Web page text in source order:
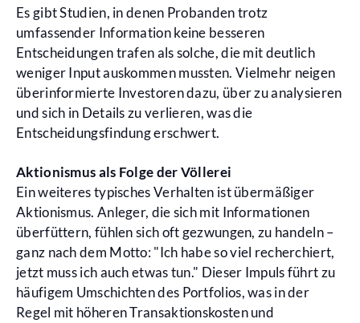
Es gibt Studien, in denen Probanden trotz
umfassender Information keine besseren
Entscheidungen trafen als solche, die mit deutlich
weniger Input auskommen mussten. Vielmehr neigen
überinformierte Investoren dazu, über zu analysieren
und sich in Details zu verlieren, was die
Entscheidungsfindung erschwert.
Aktionismus als Folge der Völlerei
Ein weiteres typisches Verhalten ist übermäßiger
Aktionismus. Anleger, die sich mit Informationen
überfüttern, fühlen sich oft gezwungen, zu handeln –
ganz nach dem Motto: "Ich habe so viel recherchiert,
jetzt muss ich auch etwas tun." Dieser Impuls führt zu
häufigem Umschichten des Portfolios, was in der
Regel mit höheren Transaktionskosten und